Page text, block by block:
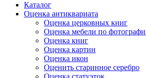
Каталог
Оценка антиквариата
Оценка церковных книг
Оценка мебели по
Оценка книг
Оценка картин
Оценка икон
Оценить старинное серебро
Оценка статуэток